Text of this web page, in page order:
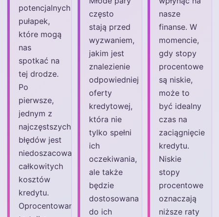
potencjalnych
pułapek,
które mogą
nas
spotkać na
tej drodze.
Po
pierwsze,
jednym z
najczęstszych
błędów jest
niedoszacowanie
całkowitych
kosztów
kredytu.
Oprocentowanie
często
stają przed
wyzwaniem,
jakim jest
znalezienie
odpowiedniej
oferty
kredytowej,
która nie
tylko spełni
ich
oczekiwania,
ale także
będzie
dostosowana
do ich
nasze
finanse. W
momencie,
gdy stopy
procentowe
są niskie,
może to
być idealny
czas na
zaciągnięcie
kredytu.
Niskie
stopy
procentowe
oznaczają
niższe raty